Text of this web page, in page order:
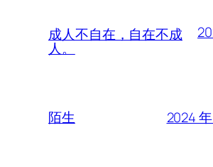
成人不自在，自在不成
人。
陌生 2024